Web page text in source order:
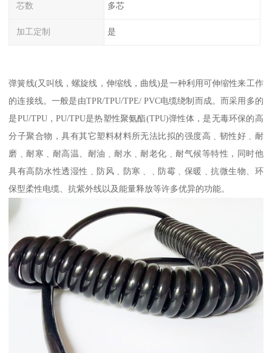
芯数 多芯
加工定制 是
弹簧线(又叫线，螺旋线，伸缩线，曲线)是一种利用可伸缩性来工作
的连接线。一般是由TPR/TPU/TPE/ PVC电缆绕制而成。而采用多的
是PU/TPU，PU/TPU是热塑性聚氨酯(TPU)弹性体，是无毒环保的高
分子聚合物，具有其它塑料材料所无法比拟的强度高﹑韧性好﹑耐
磨﹑耐寒﹑耐高温、耐油﹑耐水﹑耐老化﹑耐气候等特性，同时他
具有高防水性透湿性﹑防风﹑防寒﹑﹑防霉﹑保暖﹑抗微生物、环
保型柔性电缆、抗紫外线以及能量释放等许多优异的功能。